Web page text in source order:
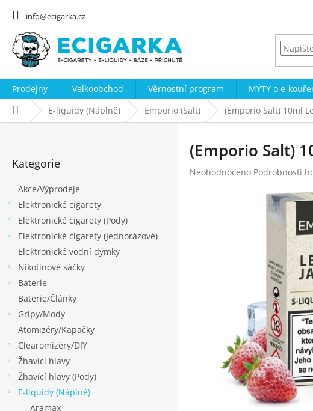
info@ecigarka.cz
Prodejny Velkoobchod Věrnostní program MÝTY o e-
Domů E-liquidy (Náplně) Emporio (Salt) (Emporio Salt) 10ml
kategorie
Kategorie
Akce/Výprodeje
Elektronické cigarety
Elektronické cigarety (Pody)
Elektronické cigarety (Jednorázové)
Elektronické vodní dýmky
Nikotinové sáčky
Baterie
Baterie/Články
Gripy/Mody
Atomizéry/Kapačky
Clearomizéry/DIY
Žhavící hlavy
Žhavící hlavy (Pody)
E-liquidy (Náplně)
Aramax
(Emporio Salt)
Průměrné
Neohodnoceno Podrobnosti